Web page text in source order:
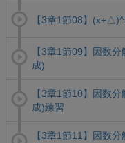
【3章1節08】
【3章1節09】因数
成)
【3章1節10】因数
成)練習
【3章1節11】因数